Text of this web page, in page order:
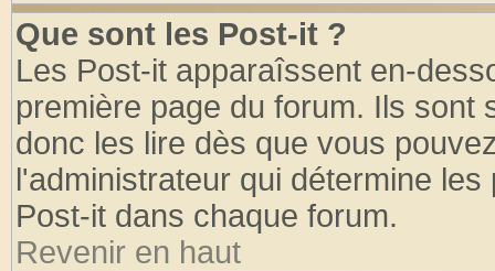
Que sont les Post-it ?
Les Post-it apparaîssent en-
première page du forum. Ils
donc les lire dès que vous
l'administrateur qui détermine
Post-it dans chaque forum.
Revenir en haut